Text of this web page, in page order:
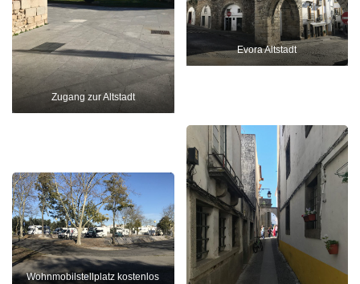
Zugang zur Altstadt
Evora Altstadt
Wohnmobilstellplatz kostenlos